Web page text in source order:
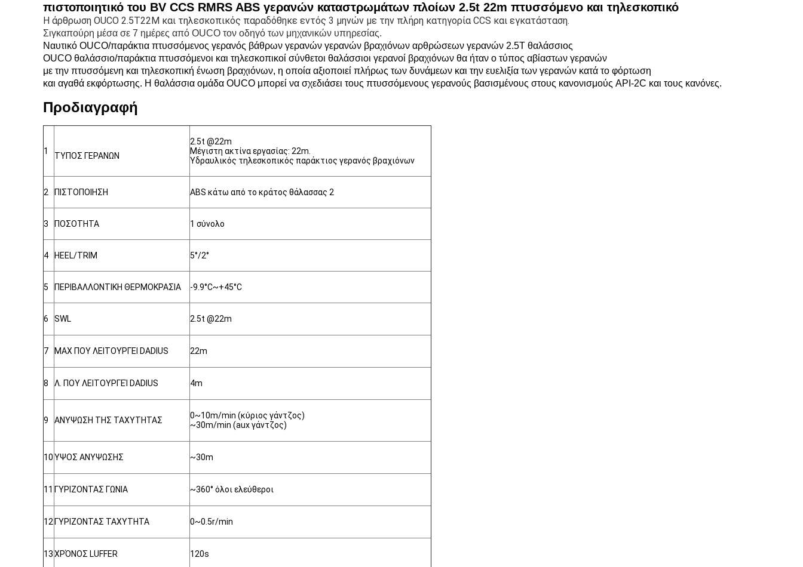
πιστοποιητικό του BV CCS RMRS ABS γερανών καταστρωμάτων πλοίων 2.5t 22m πτυσσόμενο και τηλεσκοπικό
Η άρθρωση OUCO 2.5T22M και τηλεσκοπικός παραδόθηκε εντός 3 μηνών με την πλήρη κατηγορία CCS και εγκατάσταση.
Σιγκαπούρη μέσα σε 7 ημέρες από OUCO τον οδηγό των μηχανικών υπηρεσίας.
Ναυτικό OUCO/παράκτια πτυσσόμενος γερανός βάθρων γερανών γερανών βραχιόνων αρθρώσεων γερανών 2.5T θαλάσσιος
OUCO θαλάσσιο/παράκτια πτυσσόμενοι και τηλεσκοπικοί σύνθετοι θαλάσσιοι γερανοί βραχιόνων θα ήταν ο τύπος αβίαστων γερανών
με την πτυσσόμενη και τηλεσκοπική ένωση βραχιόνων, η οποία αξιοποιεί πλήρως των δυνάμεων και την ευελιξία των γερανών κατά το φόρτωση
και αγαθά εκφόρτωσης. Η θαλάσσια ομάδα OUCO μπορεί να σχεδιάσει τους πτυσσόμενους γερανούς βασισμένους στους κανονισμούς API-2C και τους κανόνες.
Προδιαγραφή
1 ΤΥΠΟΣ ΓΕΡΑΝΩΝ
2.5t @22m
Μέγιστη ακτίνα εργασίας: 22m.
Υδραυλικός τηλεσκοπικός παράκτιος γερανός βραχιόνων
2 ΠΙΣΤΟΠΟΙΗΣΗ ABS κάτω από το κράτος θάλασσας 2
3 ΠΟΣΟΤΗΤΑ 1 σύνολο
4 HEEL/TRIM 5°/2°
5 ΠΕΡΙΒΑΛΛΟΝΤΙΚΗ ΘΕΡΜΟΚΡΑΣΙΑ -9.9°C~+45°C
6 SWL 2.5t @22m
7 MAX ΠΟΥ ΛΕΙΤΟΥΡΓΕΙ DADIUS 22m
8 Λ. ΠΟΥ ΛΕΙΤΟΥΡΓΕΊ DADIUS 4m
9 ΑΝΥΨΩΣΗ ΤΗΣ ΤΑΧΥΤΗΤΑΣ
0~10m/min (κύριος γάντζος)
~30m/min (aux γάντζος)
10ΥΨΟΣ ΑΝΥΨΩΣΗΣ ~30m
11 ΓΥΡΙΖΟΝΤΑΣ ΓΩΝΙΑ ~360° όλοι ελεύθεροι
12 ΓΥΡΙΖΟΝΤΑΣ ΤΑΧΥΤΗΤΑ 0~0.5r/min
13ΧΡΌΝΟΣ LUFFER 120s